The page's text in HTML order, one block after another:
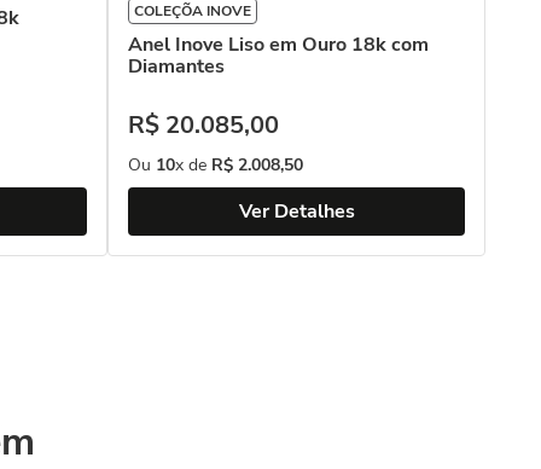
COLEÇÕA INOVE
Anel Inove Liso em Ouro 18k com
Diamantes
R$ 20.085,00
Ou 10x de R$ 2.008,50
Ver Detalhes